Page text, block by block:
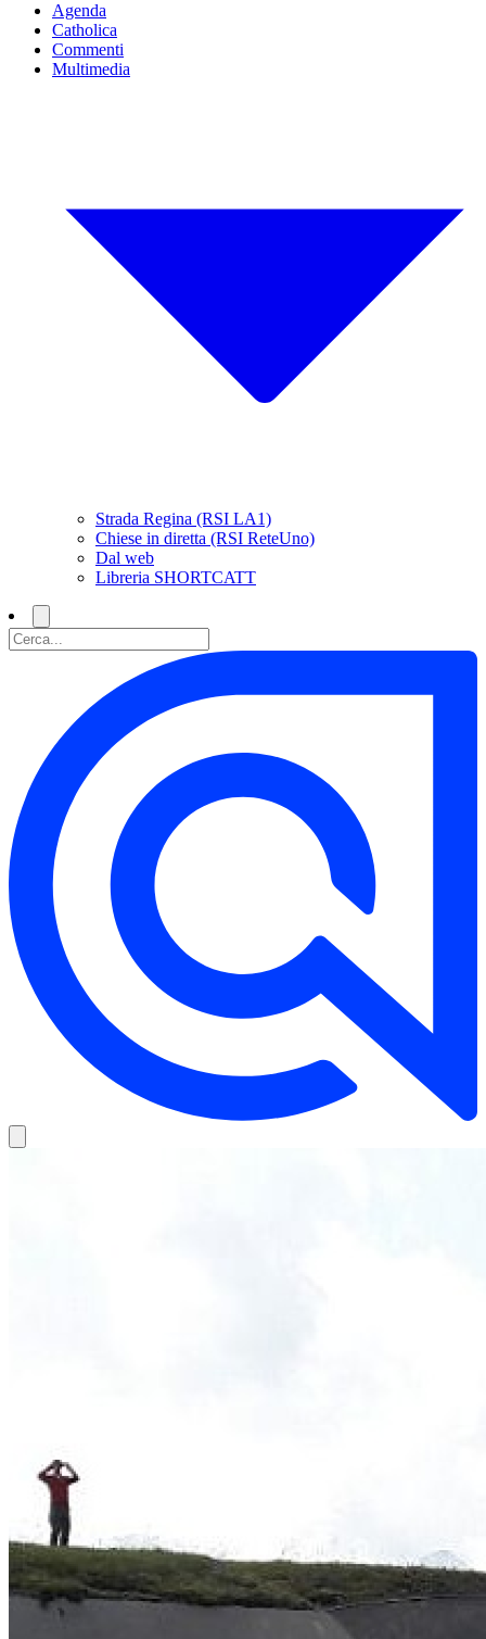
Agenda
Catholica
Commenti
Multimedia
Strada Regina (RSI LA1)
Chiese in diretta (RSI ReteUno)
Dal web
Libreria SHORTCATT